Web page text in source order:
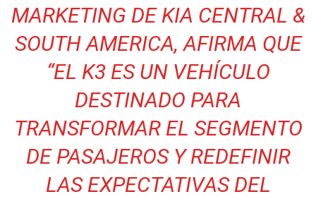
MARKETING DE KIA CENTRAL &
SOUTH AMERICA, AFIRMA QUE
“EL K3 ES UN VEHÍCULO
DESTINADO PARA
TRANSFORMAR EL SEGMENTO
DE PASAJEROS Y REDEFINIR
LAS EXPECTATIVAS DEL